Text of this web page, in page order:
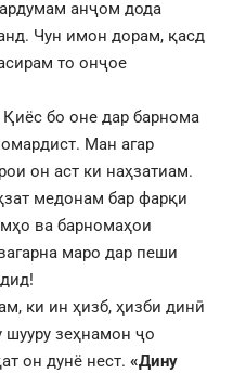
анҷом дода
Чун имон дорам, қасд
то онҷое
бо оне дар барнома
Ман агар
он аст ки наҳзатиам.
медонам бар фарқи
ва барномаҳои
маро дар пеши
ки ин ҳизб, ҳизби динӣ
шууру зеҳнамон ҷо
он дунё нест. «Дину